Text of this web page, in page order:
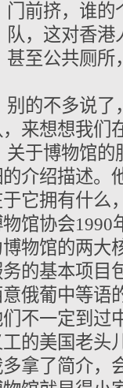
门前挤，谁的
队，这对香
甚至公共厕所
别的不多说了
，来想想我们
关于博物馆的
的介绍描述。
于它拥有什么
馆协会1990
博物馆的两大
务的基本项目
意俄葡中等语
不一定到过
工的美国老头
多拿了简介，